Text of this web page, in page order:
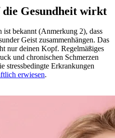
Gesundheit wirkt
ist bekannt (Anmerkung 2), dass
Geist zusam­men­hän­gen. Das
nur deinen Kopf. Regel­mä­ßi­ges
und chronischen Schmerzen
stress­be­ding­te Erkran­kun­gen
erwiesen.